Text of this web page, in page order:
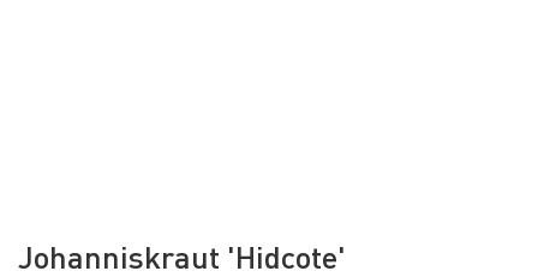
Johanniskraut 'Hidcote'